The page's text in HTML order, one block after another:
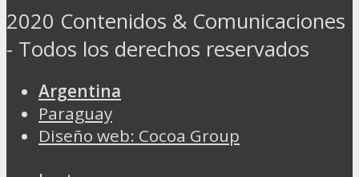
2020 Contenidos & Comunicaciones
- Todos los derechos reservados
Argentina
Paraguay
Diseño web: Cocoa Group